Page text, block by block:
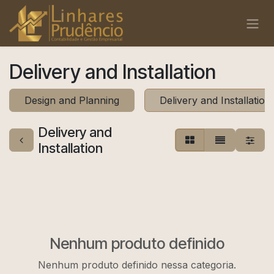
Pular para o conteúdo
Delivery and Installation
Design and Planning Delivery and Installation
Delivery and
Installation
Nenhum produto definido
Nenhum produto definido nessa categoria.